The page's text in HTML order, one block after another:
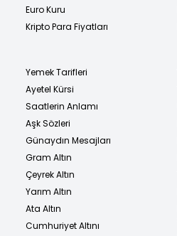
Euro Kuru
Kripto Para Fiyatları
Yemek Tarifleri
Ayetel Kürsi
Saatlerin Anlamı
Aşk Sözleri
Günaydın Mesajları
Gram Altın
Çeyrek Altın
Yarım Altın
Ata Altın
Cumhuriyet Altını